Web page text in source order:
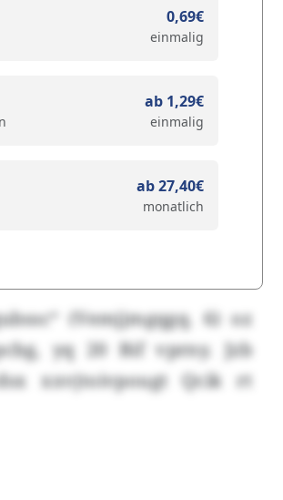
0,69€
einmalig
ab 1,29€
einmalig
ab 27,40€
monatlich
(Vemjjmgqgq. 6) oz
yq 20 Bif vprny. Jzb
xxvjtoivpougt Qcik rt